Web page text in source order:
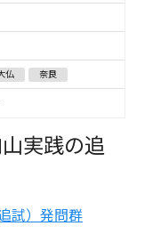
仏 奈良
実践の追
試）発問群